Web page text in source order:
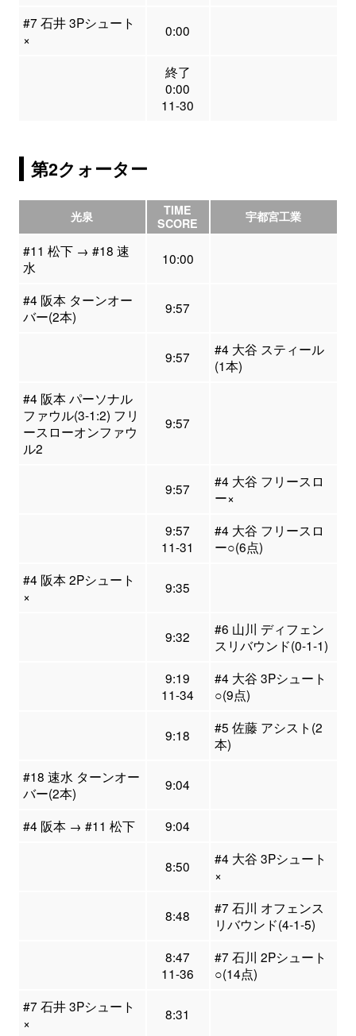
#7 石井 3Pシュート
×
0:00
終了
0:00
11-30
第2クォーター
光泉
TIME
SCORE
宇都宮工業
#11 松下 → #18 速
水
10:00
#4 阪本 ターンオー
バー(2本)
9:57
9:57
#4 大谷 スティール
(1本)
#4 阪本 パーソナル
ファウル(3-1:2) フリ
ースローオンファウ
ル2
9:57
9:57
#4 大谷 フリースロ
ー×
9:57
11-31
#4 大谷 フリースロ
ー○(6点)
#4 阪本 2Pシュート
×
9:35
9:32
#6 山川 ディフェン
スリバウンド(0-1-1)
9:19
11-34
#4 大谷 3Pシュート
○(9点)
9:18
#5 佐藤 アシスト(2
本)
#18 速水 ターンオー
バー(2本)
9:04
#4 阪本 → #11 松下 9:04
8:50
#4 大谷 3Pシュート
×
8:48
#7 石川 オフェンス
リバウンド(4-1-5)
8:47
11-36
#7 石川 2Pシュート
○(14点)
#7 石井 3Pシュート
×
8:31